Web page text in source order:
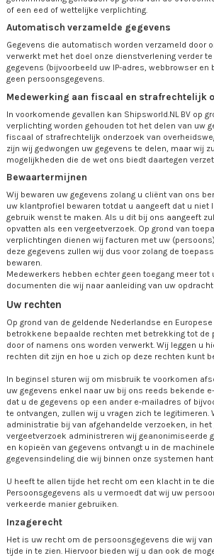
of een eed of wettelijke verplichting.
Automatisch verzamelde gegevens
Gegevens die automatisch worden verzameld door
verwerkt met het doel onze dienstverlening verder te
gegevens (bijvoorbeeld uw IP-adres, webbrowser
geen persoonsgegevens.
Medewerking aan fiscaal en strafrechtelijk
In voorkomende gevallen kan Shipsworld.NL BV op
verplichting worden gehouden tot het delen van uw
fiscaal of strafrechtelijk onderzoek van
zijn wij gedwongen uw gegevens te delen, maar wij
mogelijkheden die de wet ons biedt daartegen
Bewaartermijnen
Wij bewaren uw gegevens zolang u cliënt van ons
uw klantprofiel bewaren totdat u aangeeft dat u niet
gebruik wenst te maken. Als u dit bij ons aangeeft
opvatten als een vergeetverzoek. Op grond van
verplichtingen dienen wij facturen met uw
deze gegevens zullen wij dus voor zolang de
bewaren.
Medewerkers hebben echter geen toegang meer tot
documenten die wij naar aanleiding van uw
Uw rechten
Op grond van de geldende Nederlandse en
betrokkene bepaalde rechten met betrekking tot de
door of namens ons worden verwerkt. Wij leggen u
rechten dit zijn en hoe u zich op deze rechten kunt
In beginsel sturen wij om misbruik te voorkomen
uw gegevens enkel naar uw bij ons reeds bekende
dat u de gegevens op een ander e-mailadres of
te ontvangen, zullen wij u vragen zich te legitimeren.
administratie bij van afgehandelde verzoeken, in het
vergeetverzoek administreren wij geanonimiseerde
en kopieën van gegevens ontvangt u in de
gegevensindeling die wij binnen onze systemen
U heeft te allen tijde het recht om een klacht in te
Persoonsgegevens als u vermoedt dat wij uw
verkeerde manier gebruiken.
Inzagerecht
Het is uw recht om de persoonsgegevens die wij
tijde in te zien. Hiervoor bieden wij u dan ook de